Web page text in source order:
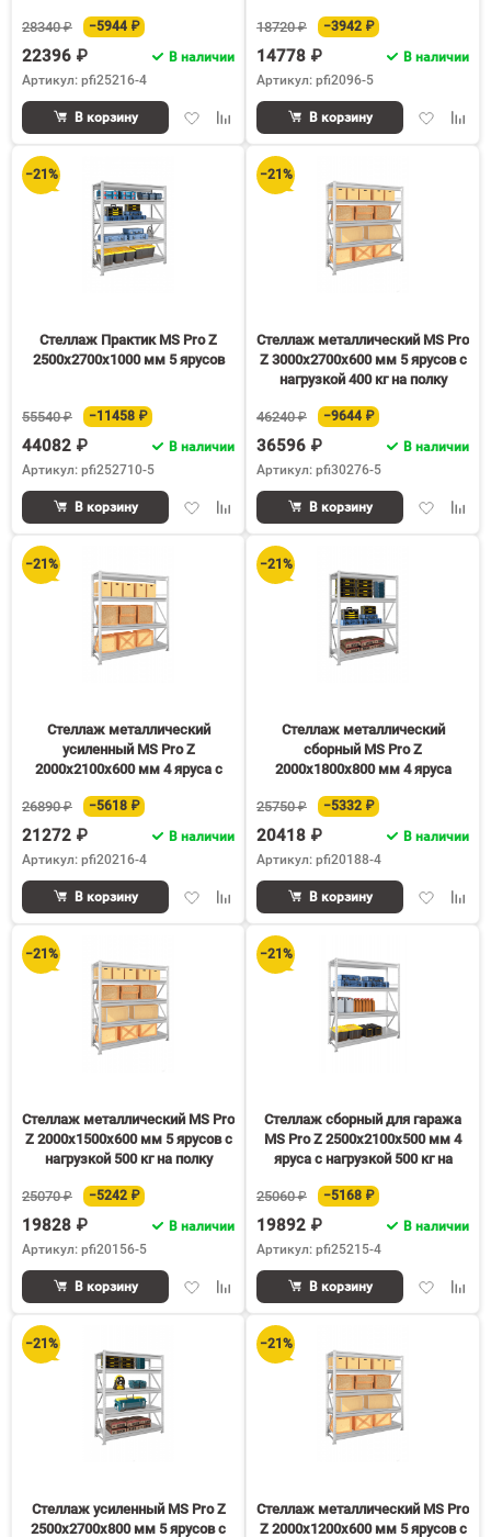
28340 ₽ −5944 ₽
22396 ₽
В наличии
Артикул: pfi25216-4
ДобавитьДобавить
сравнению
В корзину
18720 ₽ −3942 ₽
14778 ₽
В наличии
Артикул: pfi2096-5
Добавить
В корзину
−21%
Стеллаж Практик MS Pro Z
2500х2700х1000 мм 5 ярусов
55540 ₽ −11458 ₽
44082 ₽
В наличии
Артикул: pfi252710-5
ДобавитьДобавить
сравнению
В корзину
−21%
Стеллаж металлический MS Pro
Z 3000х2700х600 мм 5 ярусов с
нагрузкой 400 кг на полку
46240 ₽ −9644 ₽
36596 ₽
В наличии
Артикул: pfi30276-5
Добавить
В корзину
−21%
Стеллаж металлический
усиленный MS Pro Z
2000х2100х600 мм 4 яруса с
26890 ₽
−5618 ₽
21272 ₽
В наличии
Артикул: pfi20216-4
ДобавитьДобавить
сравнению
В корзину
−21%
Стеллаж металлический
сборный MS Pro Z
2000х1800х800 мм 4 яруса
25750 ₽ −5332 ₽
20418 ₽
В наличии
Артикул: pfi20188-4
Добавить
В корзину
−21%
Стеллаж металлический MS Pro
Z 2000х1500х600 мм 5 ярусов с
нагрузкой 500 кг на полку
25070 ₽ −5242 ₽
19828 ₽
В наличии
Артикул: pfi20156-5
ДобавитьДобавить
сравнению
В корзину
−21%
Стеллаж сборный для гаража
MS Pro Z 2500х2100х500 мм 4
яруса с нагрузкой 500 кг на
25060 ₽
−5168 ₽
19892 ₽
В наличии
Артикул: pfi25215-4
Добавить
В корзину
−21%
Стеллаж усиленный MS Pro Z
2500х2700х800 мм 5 ярусов с
−21%
Стеллаж металлический MS Pro
Z 2000х1200х600 мм 5 ярусов с